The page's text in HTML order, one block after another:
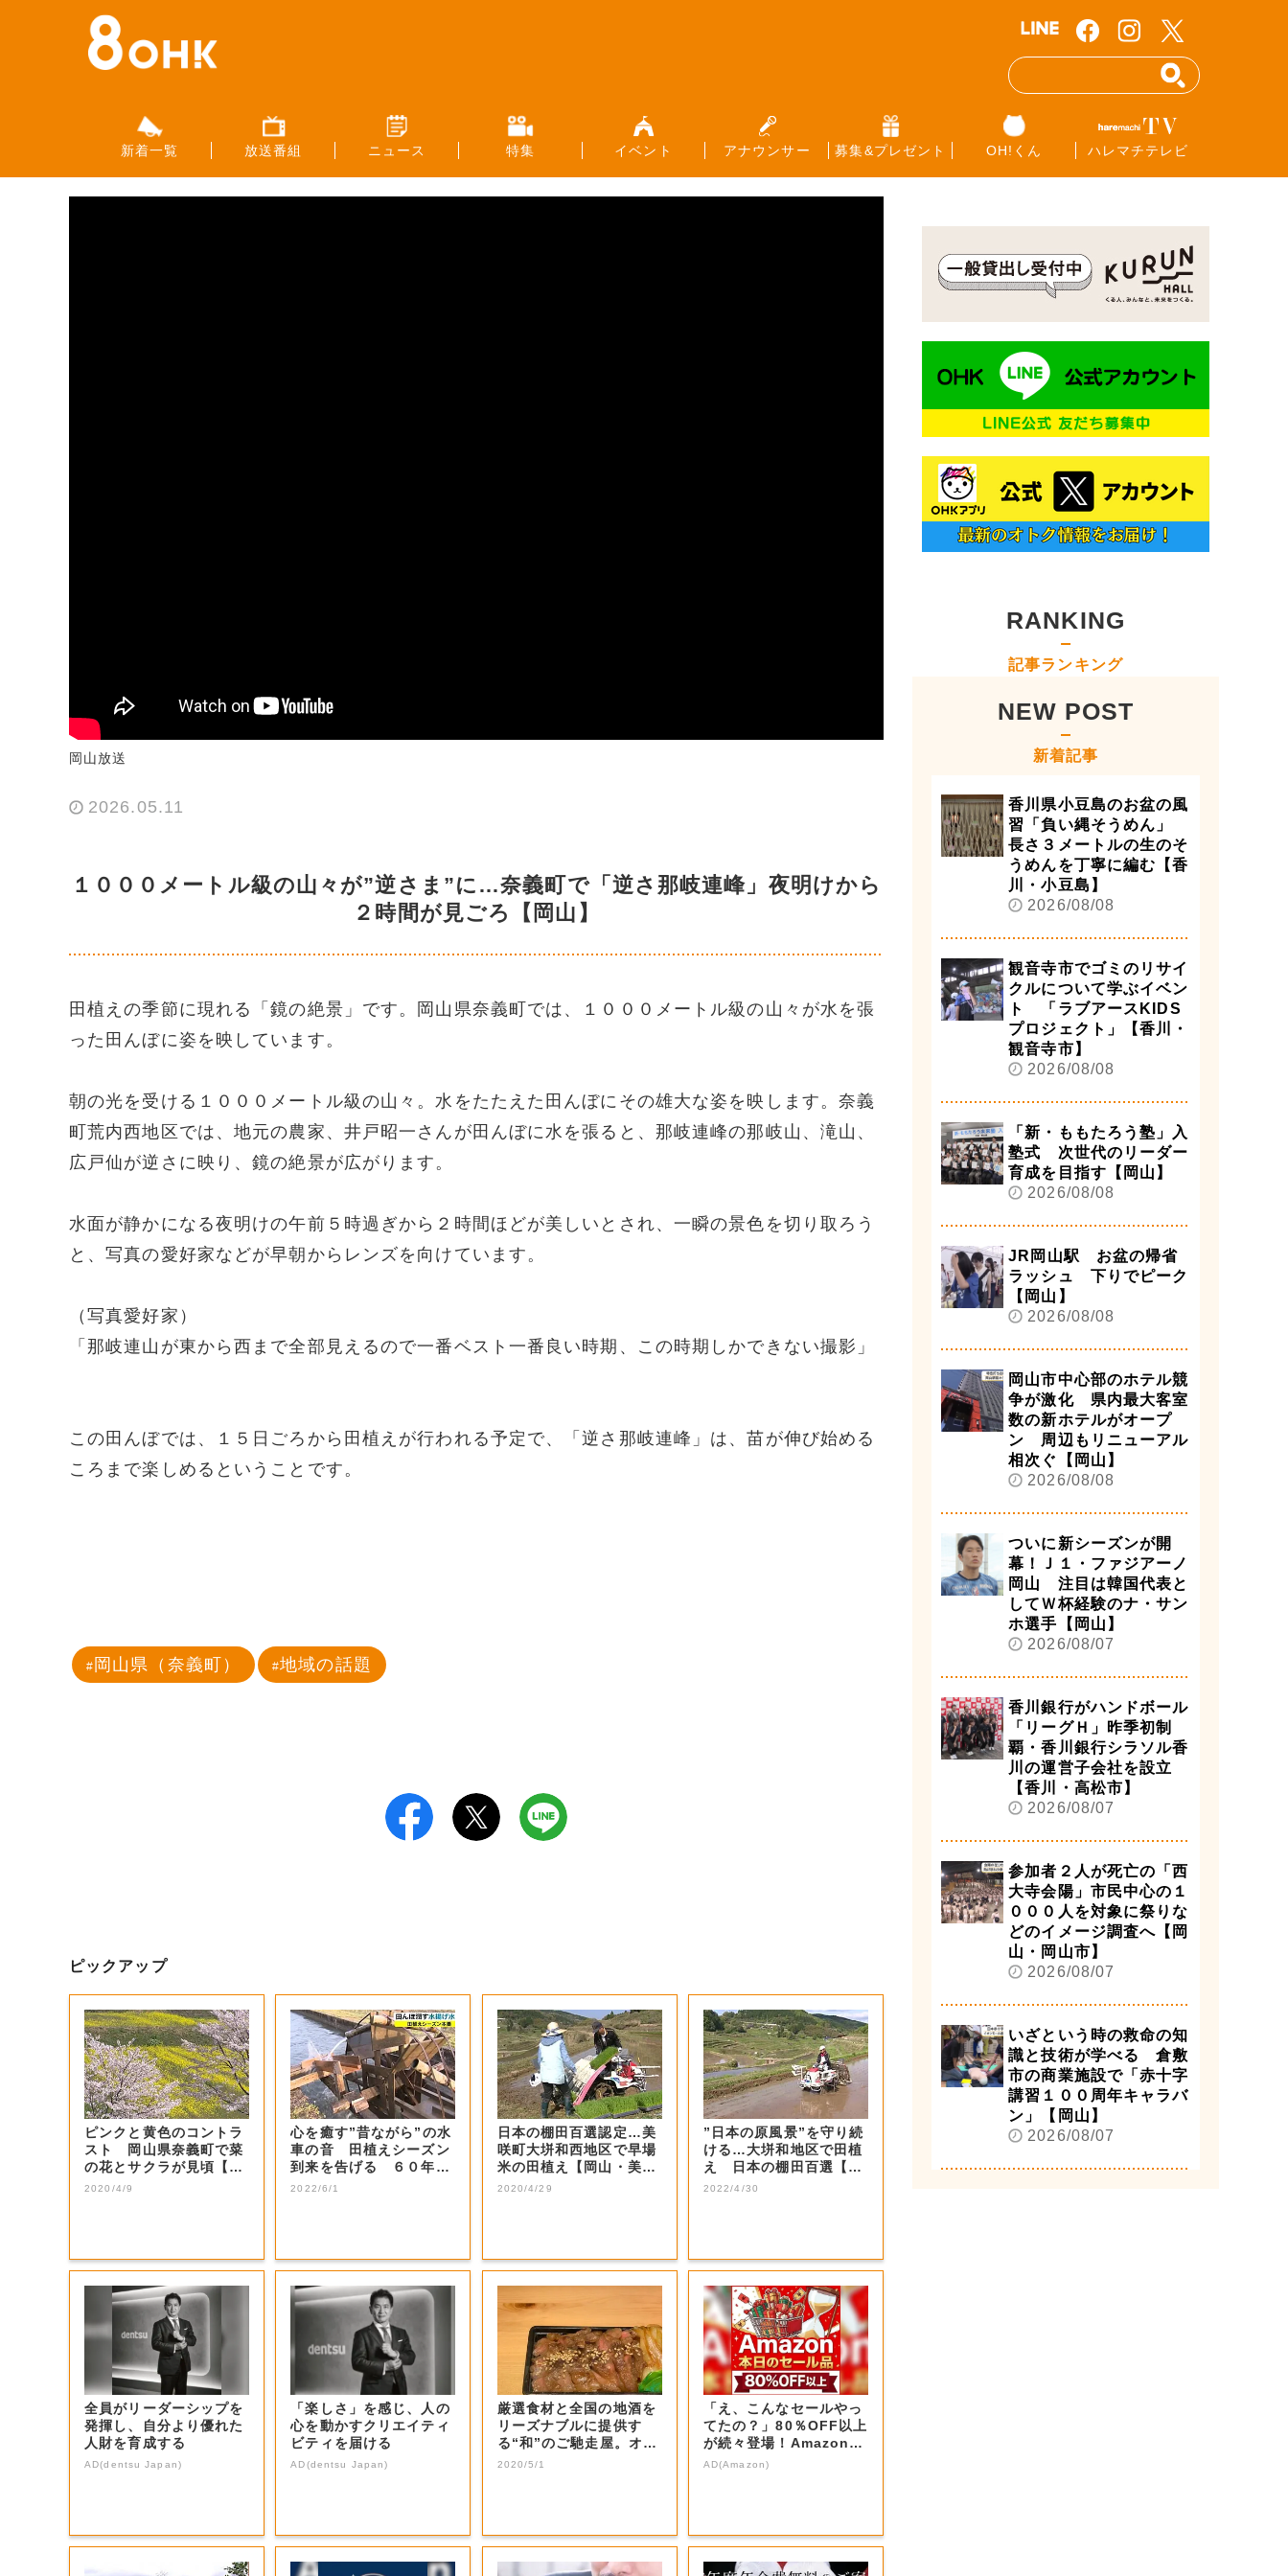
新着一覧 放送番組 ニュース 特集 イベント アナウンサー 募集&プレゼント OH!くん ハレマチテレビ
岡山放送
2026.05.11
１０００メートル級の山々が”逆さま”に…奈義町で「逆さ那岐連峰」夜明けから
２時間が見ごろ【岡山】
田植えの季節に現れる「鏡の絶景」です。岡山県奈義町では、１０００メートル級の山々が水を張
った田んぼに姿を映しています。
朝の光を受ける１０００メートル級の山々。水をたたえた田んぼにその雄大な姿を映します。奈義
町荒内西地区では、地元の農家、井戸昭一さんが田んぼに水を張ると、那岐連峰の那岐山、滝山、
広戸仙が逆さに映り、鏡の絶景が広がります。
水面が静かになる夜明けの午前５時過ぎから２時間ほどが美しいとされ、一瞬の景色を切り取ろう
と、写真の愛好家などが早朝からレンズを向けています。
（写真愛好家）
「那岐連山が東から西まで全部見えるので一番ベスト一番良い時期、この時期しかできない撮影」
この田んぼでは、１５日ごろから田植えが行われる予定で、「逆さ那岐連峰」は、苗が伸び始める
ころまで楽しめるということです。
岡山県（奈義町） 地域の話題
ピックアップ
ピンクと黄色のコントラ
スト 岡山県奈義町で菜
の花とサクラが見頃【岡
山・奈義町】
2020/4/9
心を癒す”昔ながら”の水
車の音 田植えシーズン
到来を告げる ６０年以
上続く水張り...
2022/6/1
日本の棚田百選認定…美
咲町大垪和西地区で早場
米の田植え【岡山・美咲
町】
2020/4/29
”日本の原風景”を守り続
ける…大垪和地区で田植
え 日本の棚田百選【岡
山・美咲町】
2022/4/30
全員がリーダーシップを
発揮し、自分より優れた
人財を育成する
AD(dentsu Japan)
「楽しさ」を感じ、人の
心を動かすクリエイティ
ビティを届ける
AD(dentsu Japan)
厳選食材と全国の地酒を
リーズナブルに提供す
る“和”のご馳走屋。オス
スメは黒毛和牛...
2020/5/1
「え、こんなセールやっ
てたの？」80％OFF以上
が続々登場！Amazonの
本気が...
AD(Amazon)
RANKING
記事ランキング
NEW POST
新着記事
香川県小豆島のお盆の風
習「負い縄そうめん」
長さ３メートルの生のそ
うめんを丁寧に編む【香
川・小豆島】
2026/08/08
観音寺市でゴミのリサイ
クルについて学ぶイベン
ト 「ラブアースKIDS
プロジェクト」【香川・
観音寺市】
2026/08/08
「新・ももたろう塾」入
塾式 次世代のリーダー
育成を目指す【岡山】
2026/08/08
JR岡山駅 お盆の帰省
ラッシュ 下りでピーク
【岡山】
2026/08/08
岡山市中心部のホテル競
争が激化 県内最大客室
数の新ホテルがオープ
ン 周辺もリニューアル
相次ぐ【岡山】
2026/08/08
ついに新シーズンが開
幕！Ｊ１・ファジアーノ
岡山 注目は韓国代表と
してＷ杯経験のナ・サン
ホ選手【岡山】
2026/08/07
香川銀行がハンドボール
「リーグＨ」昨季初制
覇・香川銀行シラソル香
川の運営子会社を設立
【香川・高松市】
2026/08/07
参加者２人が死亡の「西
大寺会陽」市民中心の１
０００人を対象に祭りな
どのイメージ調査へ【岡
山・岡山市】
2026/08/07
いざという時の救命の知
識と技術が学べる 倉敷
市の商業施設で「赤十字
講習１００周年キャラバ
ン」【岡山】
2026/08/07